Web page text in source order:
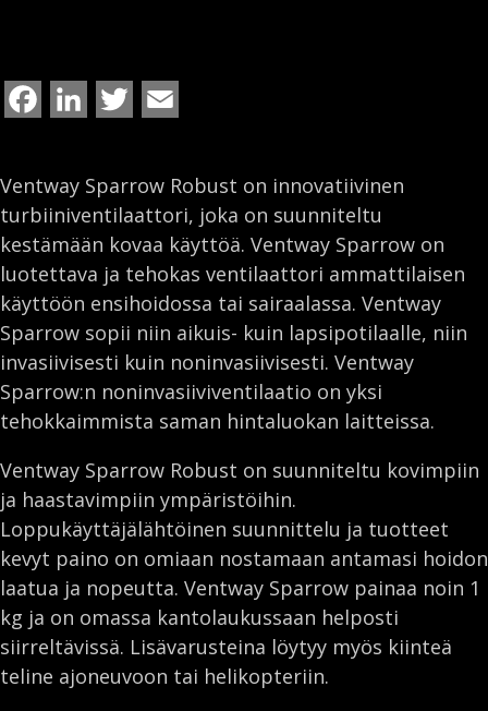
Ventway Sparrow Robust on innovatiivinen
turbiiniventilaattori, joka on suunniteltu
kestämään kovaa käyttöä. Ventway Sparrow on
luotettava ja tehokas ventilaattori ammattilaisen
käyttöön ensihoidossa tai sairaalassa. Ventway
Sparrow sopii niin aikuis- kuin lapsipotilaalle, niin
invasiivisesti kuin noninvasiivisesti. Ventway
Sparrow:n noninvasiiviventilaatio on yksi
tehokkaimmista saman hintaluokan laitteissa.
Ventway Sparrow Robust on suunniteltu kovimpiin
ja haastavimpiin ympäristöihin.
Loppukäyttäjälähtöinen suunnittelu ja tuotteet
kevyt paino on omiaan nostamaan antamasi hoidon
laatua ja nopeutta. Ventway Sparrow painaa noin 1
kg ja on omassa kantolaukussaan helposti
siirreltävissä. Lisävarusteina löytyy myös kiinteä
teline ajoneuvoon tai helikopteriin.
e
b
o
k
n
k
e
d
n
t
t
e
a
i
l